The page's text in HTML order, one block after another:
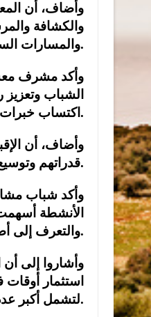
وأضاف، أن
والكشافة
والمسارات السياحية والتحدي والمغامرة بما يلبي اهتمامات مختلف الفئات العمرية.
وأكد مشرف
الشباب
اكتساب خبرات جديدة وتطوير مهاراتهم القيادية والحياتية.
وأضاف، أن
قدراتهم وتوسيع آفاقهم وتعزيز مشاركتهم في خدمة مجتمعاتهم المحلية.
وأكد شباب
الأنشطة
والتعرف إلى أصدقاء من مختلف مناطق المحافظة.
وأشاروا إلى أن
استثمار
لتشمل أكبر عدد ممكن من الشباب.